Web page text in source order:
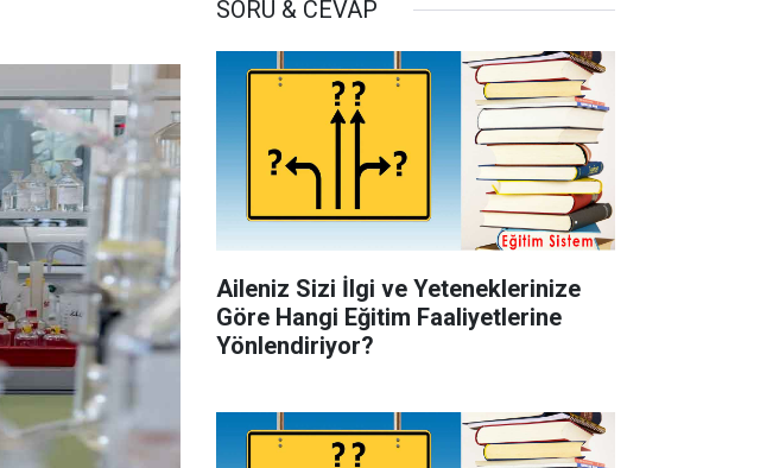
SORU & CEVAP
Aileniz Sizi İlgi ve Yeteneklerinize
Göre Hangi Eğitim Faaliyetlerine
Yönlendiriyor?